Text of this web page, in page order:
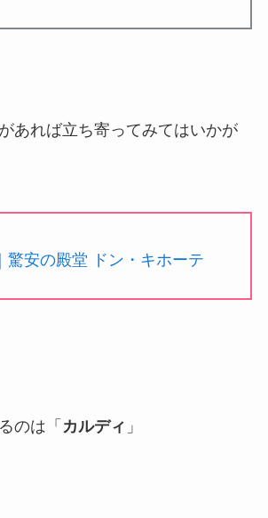
あれば立ち寄ってみてはいかが
驚安の殿堂 ドン・キホーテ
のは「 カルディ 」